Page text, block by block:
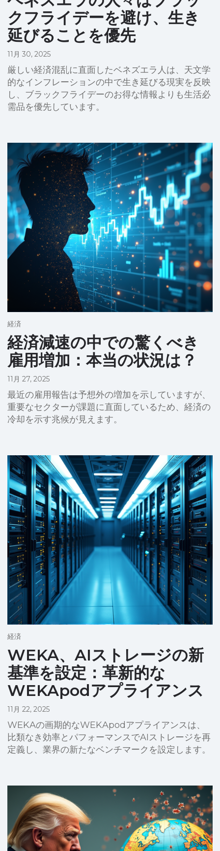
クフライデーを避け、生き
延びることを優先
11月 30, 2025
厳しい経済混乱に直面したベネズエラ人は、天文学
的なインフレーションの中で生き延びる現実を反映
し、ブラックフライデーのお得な情報よりも生活必
需品を優先しています。
経済
経済減速の中での驚くべき
雇用増加：本当の状況は？
11月 27, 2025
最近の雇用報告は予想外の増加を示していますが、
重要なセクターが課題に直面しているため、経済の
冷却を示す兆候が見えます。
経済
WEKA、AIストレージの新
基準を設定：革新的な
WEKApodアプライアンス
11月 22, 2025
WEKAの画期的なWEKApodアプライアンスは、
比類なき効率とパフォーマンスでAIストレージを再
定義し、業界の新たなベンチマークを設定します。